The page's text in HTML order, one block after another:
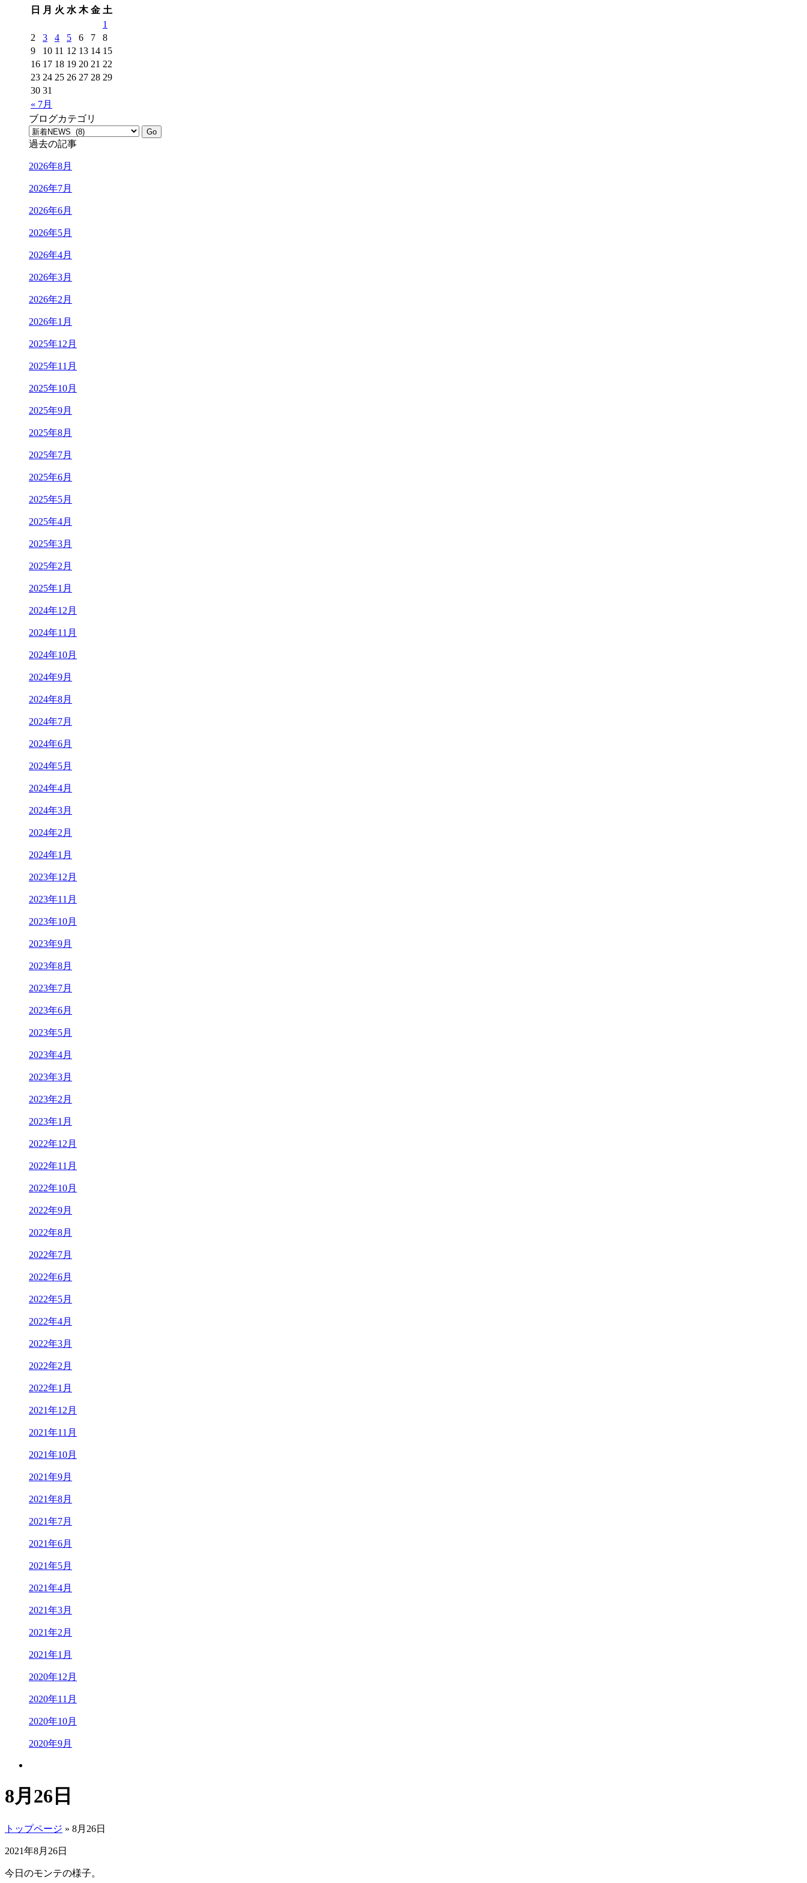
日
月 火 水 木 金 土
« 7月
1
2
3 4 5 6 7
8
9
10 11 12 13 14 15
16 17 18 19 20 21 22
23 24 25 26 27 28 29
30 31
ブログカテゴリ
過去の記事
2026年8月
2026年7月
2026年6月
2026年5月
2026年4月
2026年3月
2026年2月
2026年1月
2025年12月
2025年11月
2025年10月
2025年9月
2025年8月
2025年7月
2025年6月
2025年5月
2025年4月
2025年3月
2025年2月
2025年1月
2024年12月
2024年11月
2024年10月
2024年9月
2024年8月
2024年7月
2024年6月
2024年5月
2024年4月
2024年3月
2024年2月
2024年1月
2023年12月
2023年11月
2023年10月
2023年9月
2023年8月
2023年7月
2023年6月
2023年5月
2023年4月
2023年3月
2023年2月
2023年1月
2022年12月
2022年11月
2022年10月
2022年9月
2022年8月
2022年7月
2022年6月
2022年5月
2022年4月
2022年3月
2022年2月
2022年1月
2021年12月
2021年11月
2021年10月
2021年9月
2021年8月
2021年7月
2021年6月
2021年5月
2021年4月
2021年3月
2021年2月
2021年1月
2020年12月
2020年11月
2020年10月
2020年9月
8月26日
トップページ » 8月26日
2021年8月26日
今日のモンテの様子。